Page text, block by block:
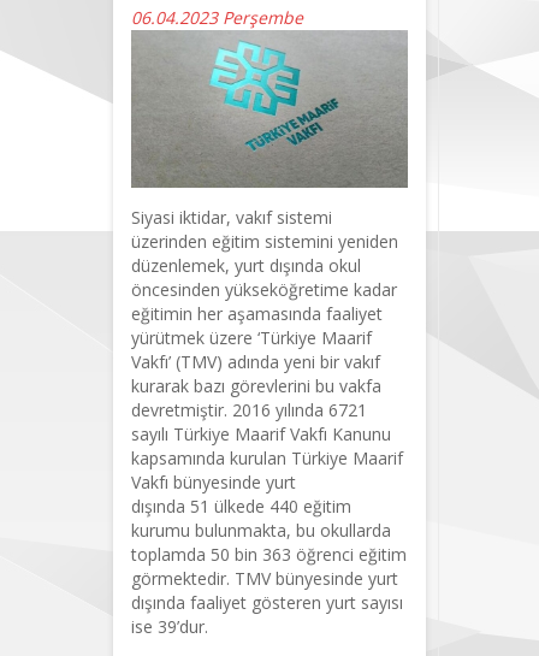
06.04.2023 Perşembe
Siyasi iktidar, vakıf sistemi
üzerinden eğitim sistemini yeniden
düzenlemek, yurt dışında okul
öncesinden yükseköğretime kadar
eğitimin her aşamasında faaliyet
yürütmek üzere ‘Türkiye Maarif
Vakfı’ (TMV) adında yeni bir vakıf
kurarak bazı görevlerini bu vakfa
devretmiştir. 2016 yılında 6721
sayılı Türkiye Maarif Vakfı Kanunu
kapsamında kurulan Türkiye Maarif
Vakfı bünyesinde yurt
dışında 51 ülkede 440 eğitim
kurumu bulunmakta, bu okullarda
toplamda 50 bin 363 öğrenci eğitim
görmektedir. TMV bünyesinde yurt
dışında faaliyet gösteren yurt sayısı
ise 39’dur.